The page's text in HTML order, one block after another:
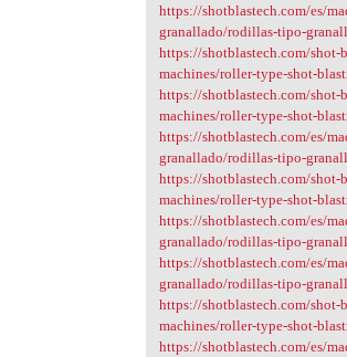
https://shotblastech.com/es/
granallado/rodillas-tipo-
https://shotblastech.com/shot-
machines/roller-type-shot-
https://shotblastech.com/shot-
machines/roller-type-shot-
https://shotblastech.com/es/
granallado/rodillas-tipo-
https://shotblastech.com/shot-
machines/roller-type-shot-
https://shotblastech.com/es/
granallado/rodillas-tipo-
https://shotblastech.com/es/
granallado/rodillas-tipo-
https://shotblastech.com/shot-
machines/roller-type-shot-
https://shotblastech.com/es/